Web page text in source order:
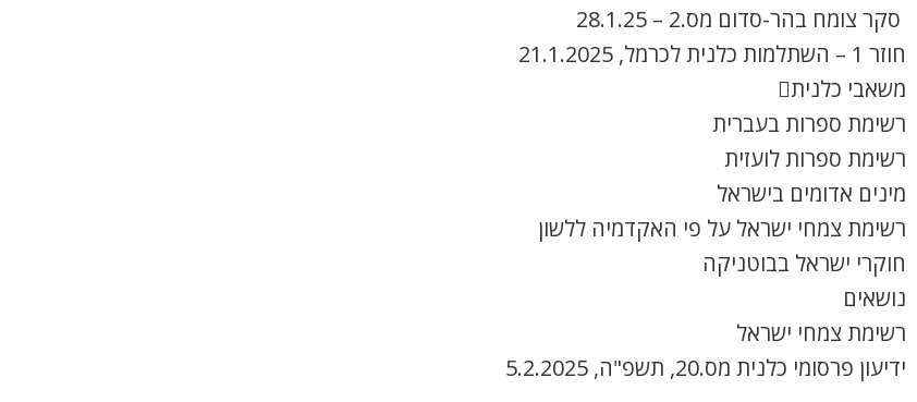
סקר צומח בהר-סדום מס.2 – 28.1.25
חוזר 1 – השתלמות כלנית לכרמל, 21.1.2025
משאבי כלנית
רשימת ספרות בעברית
רשימת ספרות לועזית
מינים אדומים בישראל
רשימת צמחי ישראל על פי האקדמיה ללשון
חוקרי ישראל בבוטניקה
נושאים
רשימת צמחי ישראל
ידיעון פרסומי כלנית מס.20, תשפ"ה, 5.2.2025